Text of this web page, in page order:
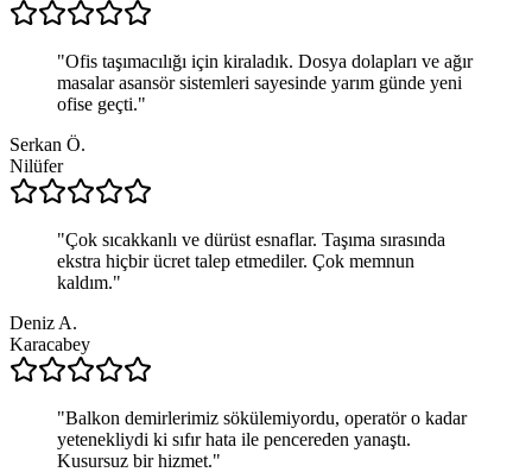
"Ofis taşımacılığı için kiraladık. Dosya dolapları ve ağır
masalar asansör sistemleri sayesinde yarım günde yeni
ofise geçti."
Serkan Ö.
Nilüfer
"Çok sıcakkanlı ve dürüst esnaflar. Taşıma sırasında
ekstra hiçbir ücret talep etmediler. Çok memnun
kaldım."
Deniz A.
Karacabey
"Balkon demirlerimiz sökülemiyordu, operatör o kadar
yetenekliydi ki sıfır hata ile pencereden yanaştı.
Kusursuz bir hizmet."